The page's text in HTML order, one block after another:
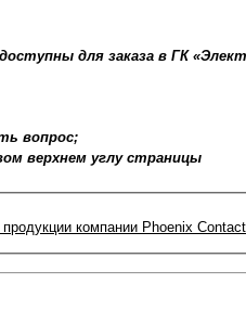
для заказа в ГК
вопрос;
верхнем углу страницы
компании Phoenix Contact